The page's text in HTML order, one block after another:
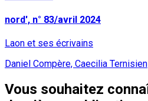
nord', n° 83/avril 2024
Laon et ses écrivains
Daniel Compère, Caecilia Ternisien
Vous souhaitez